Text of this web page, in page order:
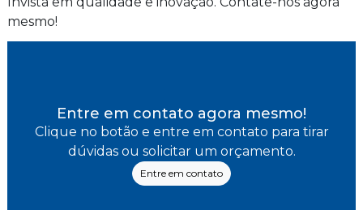
mesmo!
Entre em contato agora mesmo!
Clique no botão e entre em contato para tirar
dúvidas ou solicitar um orçamento.
Entre em contato